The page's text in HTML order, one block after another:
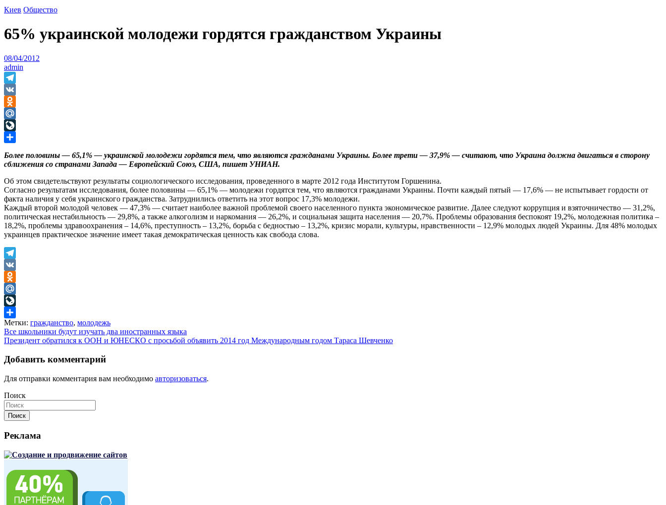
Киев Общество
65% украинской молодежи гордятся гражданством Украины
08/04/2012
admin
Telegram
VK
Odnoklassniki
Mail.Ru
LiveJournal
Более половины — 65,1% — украинской молодежи гордятся тем, что являются гражданами Украины. Более трети — 37,9% — считают, что Украина должна двигаться в сторону
сближения со странами Запада — Европейский Союз, США, пишет УНИАН.
Об этом свидетельствуют результаты социологического исследования, проведенного в марте 2012 года Институтом Горшенина.
Согласно результатам исследования, более половины — 65,1% — молодежи гордятся тем, что являются гражданами Украины. Почти каждый пятый — 17,6% — не испытывает гордости от
факта наличия у себя украинского гражданства. Затруднились ответить на этот вопрос 17,3% молодежи.
Каждый второй молодой человек — 47,3% — считает наиболее важной проблемой своего населенного пункта экономическое развитие. Далее следуют коррупция и взяточничество — 31,2%,
политическая нестабильность — 29,8%, а также алкоголизм и наркомания — 26,2%, и социальная защита населения — 20,7%. Проблемы образования беспокоят 19,2%, молодежная политика –
18,2%, проблемы здравоохранения – 14,6%, преступность – 13,2%, борьба с бедностью – 13,2%, кризис морали, культуры, нравственности – 12,9% молодых людей Украины. Для 48% молодых
украинцев практическое значение имеет такая демократическая ценность как свобода слова.
Telegram
VK
Odnoklassniki
Mail.Ru
LiveJournal
Отправить
Метки: гражданство, молодежь
Навигация
по
записям
Все школьники будут изучать два иностранных языка
Президент обратился к ООН и ЮНЕСКО с просьбой объявить 2014 год Международным годом Тараса Шевченко
Добавить комментарий
Для отправки комментария вам необходимо авторизоваться.
Поиск
Поиск
Реклама